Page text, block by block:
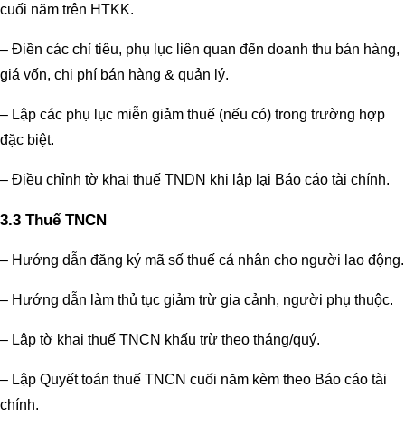
cuối năm trên HTKK.
– Điền các chỉ tiêu, phụ lục liên quan đến doanh thu bán hàng,
giá vốn, chi phí bán hàng & quản lý.
– Lập các phụ lục miễn giảm thuế (nếu có) trong trường hợp
đặc biệt.
– Điều chỉnh tờ khai thuế TNDN khi lập lại Báo cáo tài chính.
3.3 Thuế TNCN
– Hướng dẫn đăng ký mã số thuế cá nhân cho người lao động.
– Hướng dẫn làm thủ tục giảm trừ gia cảnh, người phụ thuộc.
– Lập tờ khai thuế TNCN khấu trừ theo tháng/quý.
– Lập Quyết toán thuế TNCN cuối năm kèm theo Báo cáo tài
chính.